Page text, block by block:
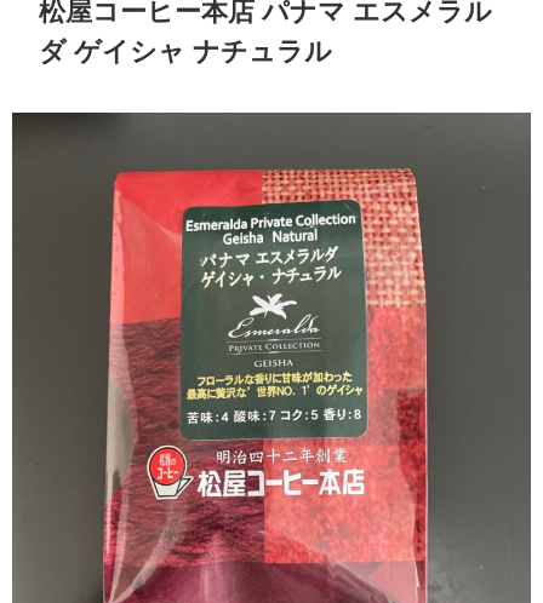
松屋コーヒー本店 パナマ エスメラル
ダ ゲイシャ ナチュラル